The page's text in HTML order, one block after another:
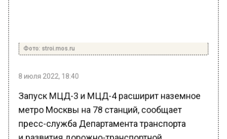
метро Москвы на 78 станций, сообщает
пресс-служба Департамента транспорта
и развития дорожно-транспортной